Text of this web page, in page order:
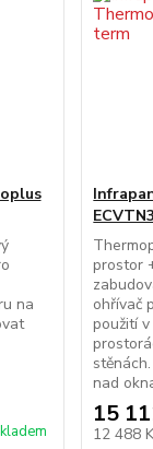
na
prostor
ohřívač
použití
nad
15
12 488